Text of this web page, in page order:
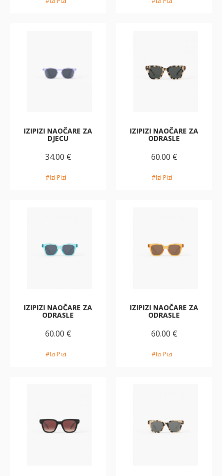
IZIPIZI NAOČARE ZA
DJECU
34.00 €
#Izi Pizi
IZIPIZI NAOČARE ZA
ODRASLE
60.00 €
#Izi Pizi
IZIPIZI NAOČARE ZA
ODRASLE
60.00 €
#Izi Pizi
IZIPIZI NAOČARE ZA
ODRASLE
60.00 €
#Izi Pizi